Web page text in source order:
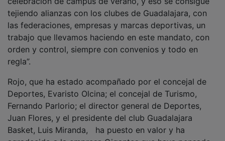
tejiendo alianzas con los clubes de Guadalajara, con
las federaciones, empresas y marcas deportivas, un
trabajo que llevamos haciendo en este mandato, con
orden y control, siempre con convenios y todo en
regla”.
Deportes, Evaristo Olcina; el concejal de Turismo,
Fernando Parlorio; el director general de Deportes,
Juan Flores, y el presidente del club Guadalajara
Basket, Luis Miranda, ha puesto en valor y ha
agradecido a la empresa Gigantes que haya pensado